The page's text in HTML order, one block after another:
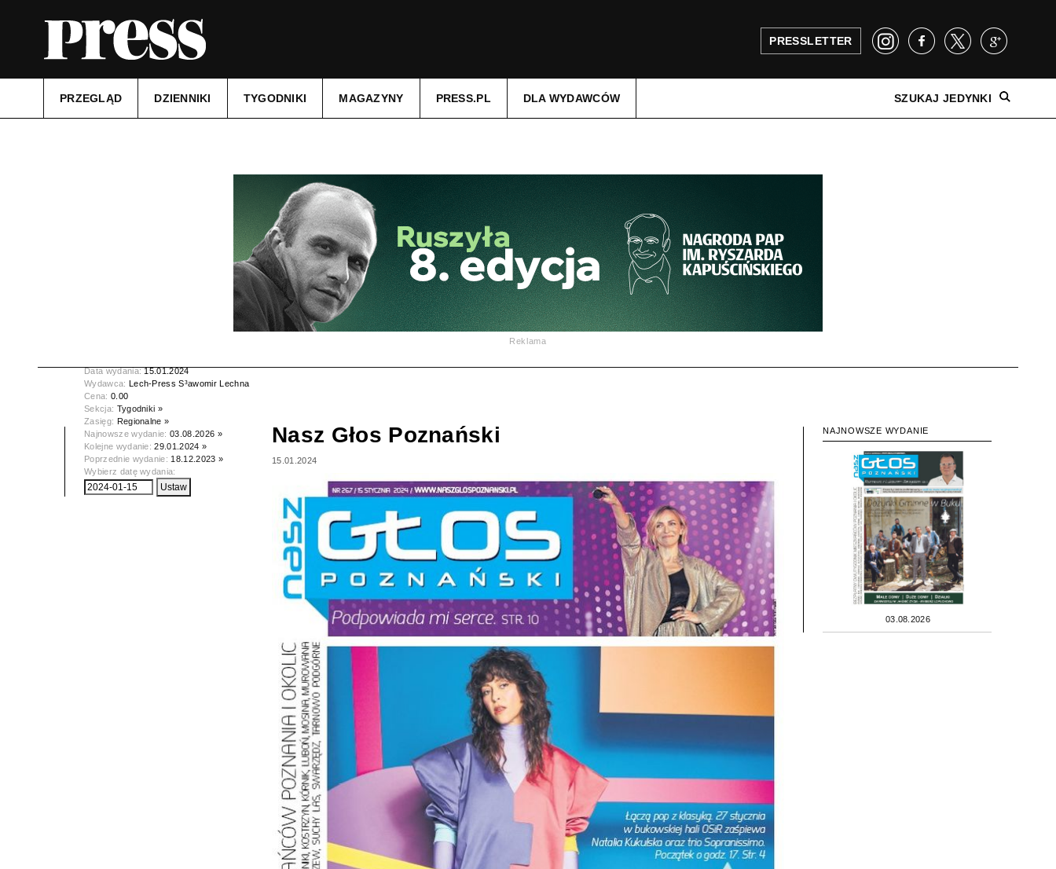
PRESSLETTER
PRZEGLĄD DZIENNIKI TYGODNIKI MAGAZYNY PRESS.PL DLA WYDAWCÓW SZUKAJ JEDYNKI
Reklama
Data wydania:15.01.2024
Wydawca: Lech-Press S³awomir Lechna
Cena: 0.00
Sekcja: Tygodniki »
Zasięg: Regionalne »
Najnowsze wydanie:03.08.2026 »
Kolejne wydanie:29.01.2024 »
Poprzednie wydanie: 18.12.2023 »
Wybierz datę wydania:
Nasz Głos Poznański
15.01.2024
NAJNOWSZE WYDANIE
03.08.2026